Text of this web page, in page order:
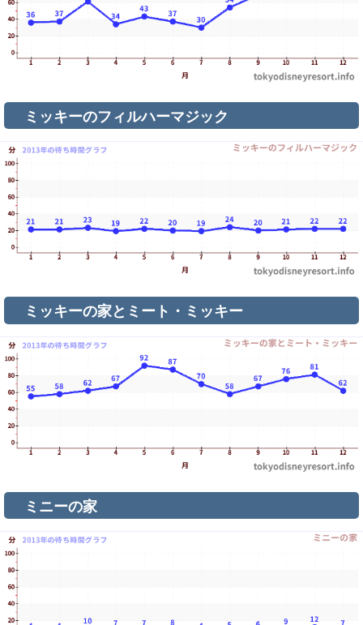
ミッキーのフィルハーマジック
ミッキーの家とミート・ミッキー
ミニーの家